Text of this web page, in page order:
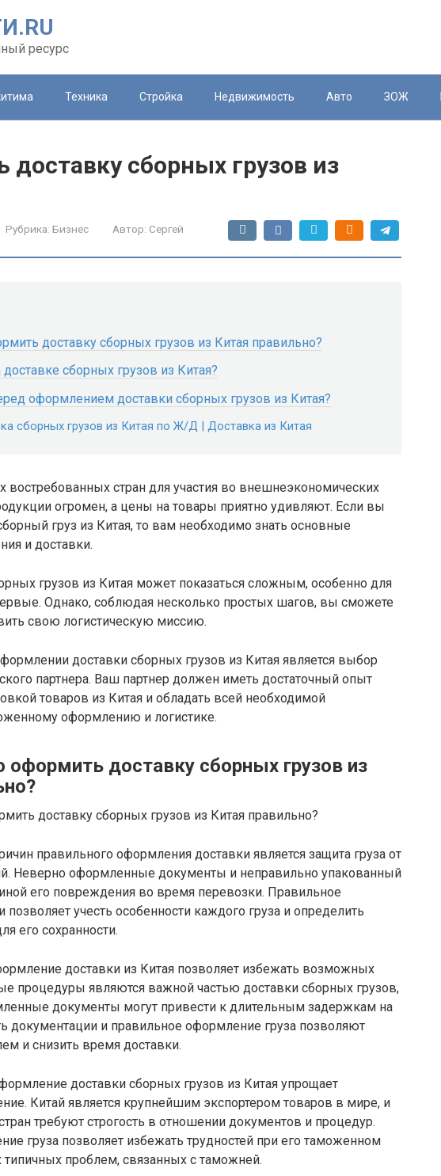
ресурс
Техника Стройка Недвижимость Авто ЗОЖ
доставку сборных грузов из
Рубрика: Бизнес Автор: Сергей
доставку сборных грузов из Китая правильно?
сборных грузов из Китая?
оформлением доставки сборных грузов из Китая?
сборных грузов из Китая по Ж/Д | Доставка из Китая
востребованных стран для участия во внешнеэкономических
огромен, а цены на товары приятно удивляют. Если вы
груз из Китая, то вам необходимо знать основные
и доставки.
грузов из Китая может показаться сложным, особенно для
Однако, соблюдая несколько простых шагов, вы сможете
свою логистическую миссию.
доставки сборных грузов из Китая является выбор
партнера. Ваш партнер должен иметь достаточный опыт
товаров из Китая и обладать всей необходимой
оформлению и логистике.
доставку сборных грузов из
правильного оформления доставки является защита груза от
Неверно оформленные документы и неправильно упакованный
его повреждения во время перевозки. Правильное
учесть особенности каждого груза и определить
его сохранности.
доставки из Китая позволяет избежать возможных
процедуры являются важной частью доставки сборных грузов,
документы могут привести к длительным задержкам на
документации и правильное оформление груза позволяют
и снизить время доставки.
доставки сборных грузов из Китая упрощает
Китай является крупнейшим экспортером товаров в мире, и
требуют строгость в отношении документов и процедур.
груза позволяет избежать трудностей при его таможенном
проблем, связанных с таможней.